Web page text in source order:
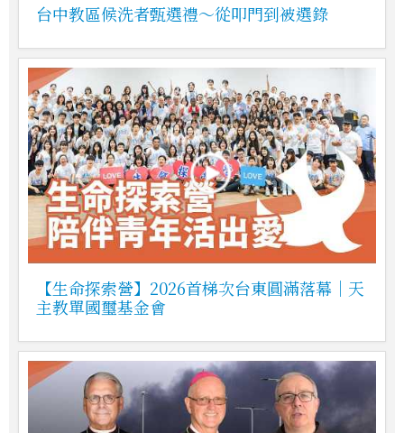
台中教區候洗者甄選禮～從叩門到被選錄
【生命探索營】2026首梯次台東圓滿落幕｜天
主教單國璽基金會